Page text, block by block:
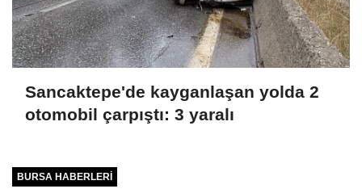
Sancaktepe'de kayganlaşan yolda 2
otomobil çarpıştı: 3 yaralı
BURSA HABERLERI